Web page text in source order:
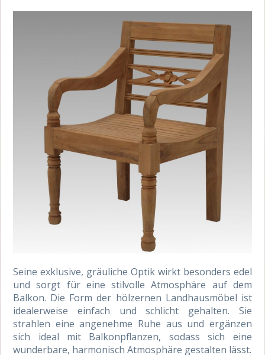
Seine exklusive, gräuliche Optik wirkt besonders edel
und sorgt für eine stilvolle Atmosphäre auf dem
Balkon. Die Form der hölzernen Landhausmöbel ist
idealerweise einfach und schlicht gehalten. Sie
strahlen eine angenehme Ruhe aus und ergänzen
sich ideal mit Balkonpflanzen, sodass sich eine
wunderbare, harmonisch Atmosphäre gestalten lässt.